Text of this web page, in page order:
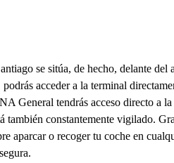
se sitúa, de hecho, delante del
acceder a la terminal
General tendrás acceso directo a
constantemente vigilado.
aparcar o recoger tu coche en